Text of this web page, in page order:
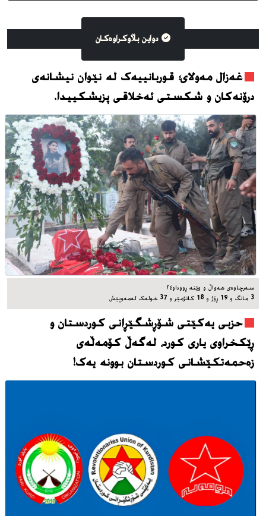
دواین بڵاوکراوه‌کان
غەزال مەولای؛ قوربانییەک لە نێوان نیشانەی
درۆنەکان و شکستی ئەخلاقی پزیشکییدا.
سه‌رچاوه‌ی هه‌واڵ و وێنه‌ ڕووداو٢٤
3 مانگ و 19 ڕۆژ و 18 کاتژمێر و 37 خوله‌ک له‌مه‌وپێش‌
حزبی یەکێتی شۆڕشگێڕانی کوردستان و
ڕێکخراوی یاری کورد، له‌گه‌ڵ کۆمەڵەی
زەحمەتکێشانی کوردستان بوونه‌ یه‌ک!